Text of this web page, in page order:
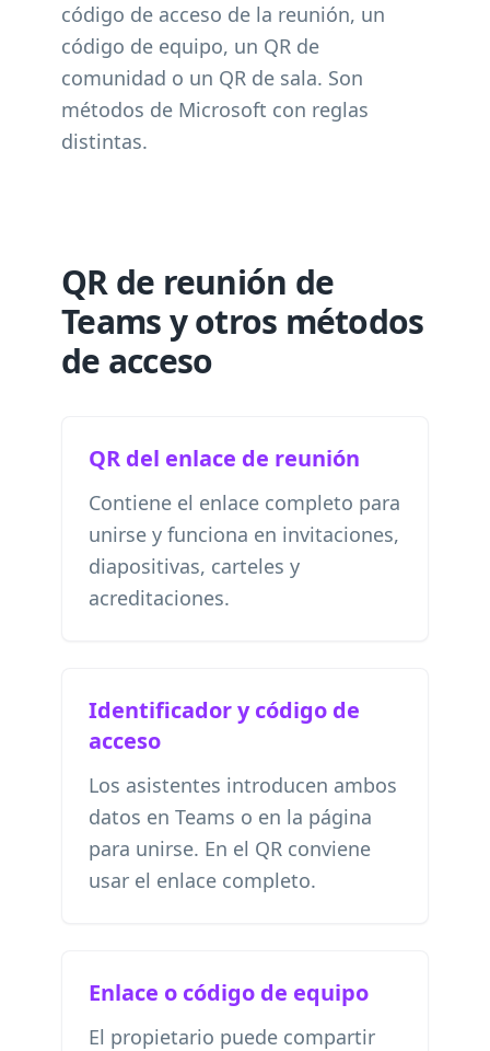
código de acceso de la reunión, un
código de equipo, un QR de
comunidad o un QR de sala. Son
métodos de Microsoft con reglas
distintas.
QR de reunión de
Teams y otros métodos
de acceso
QR del enlace de reunión
Contiene el enlace completo para
unirse y funciona en invitaciones,
diapositivas, carteles y
acreditaciones.
Identificador y código de
acceso
Los asistentes introducen ambos
datos en Teams o en la página
para unirse. En el QR conviene
usar el enlace completo.
Enlace o código de equipo
El propietario puede compartir